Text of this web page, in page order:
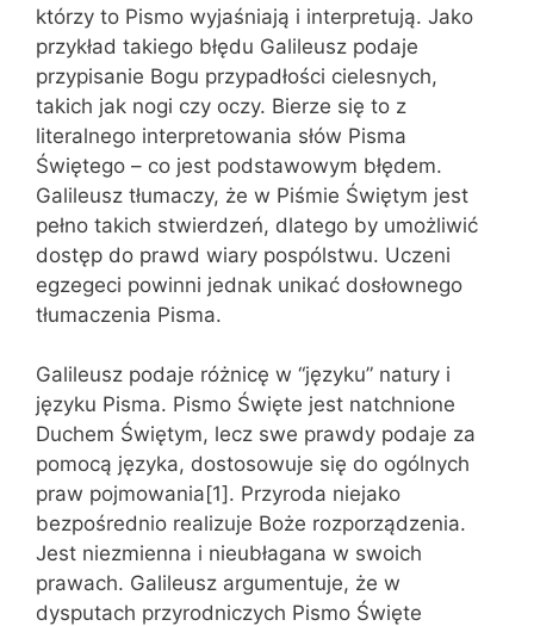
którzy to Pismo wyjaśniają i interpretują. Jako
przykład takiego błędu Galileusz podaje
przypisanie Bogu przypadłości cielesnych,
takich jak nogi czy oczy. Bierze się to z
literalnego interpretowania słów Pisma
Świętego – co jest podstawowym błędem.
Galileusz tłumaczy, że w Piśmie Świętym jest
pełno takich stwierdzeń, dlatego by umożliwić
dostęp do prawd wiary pospólstwu. Uczeni
egzegeci powinni jednak unikać dosłownego
tłumaczenia Pisma.
Galileusz podaje różnicę w “języku” natury i
języku Pisma. Pismo Święte jest natchnione
Duchem Świętym, lecz swe prawdy podaje za
pomocą języka, dostosowuje się do ogólnych
praw pojmowania[1]. Przyroda niejako
bezpośrednio realizuje Boże rozporządzenia.
Jest niezmienna i nieubłagana w swoich
prawach. Galileusz argumentuje, że w
dysputach przyrodniczych Pismo Święte